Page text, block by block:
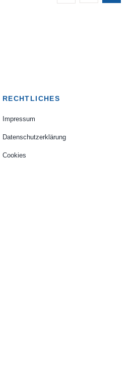
RECHTLICHES
Impressum
Datenschutzerklärung
Cookies